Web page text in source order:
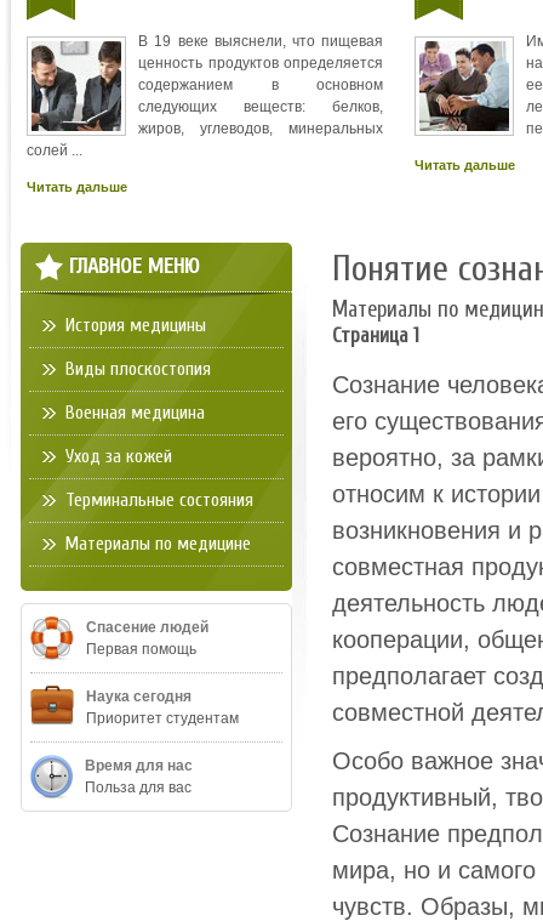
В 19 веке выяснели, что пищевая
ценность продуктов определяется
содержанием в основном
следующих веществ: белков,
жиров, углеводов, минеральных
солей ...
Читать дальше
Читать дальше
Понятие
Материалы по
Страница 1
Сознание
его
вероятно, за
относим к
возникновения и
совместная
деятельность
кооперации,
предполагает
совместной
Особо важное
продуктивный,
Сознание
мира, но и
чувств. Образы,
ГЛАВНОЕ МЕНЮ
История медицины
Виды плоскостопия
Военная медицина
Уход за кожей
Терминальные состояния
Материалы по медицине
Спасение людей
Первая помощь
Наука сегодня
Приоритет студентам
Время для нас
Польза для вас